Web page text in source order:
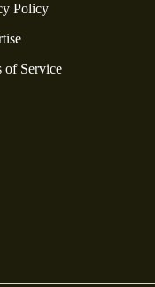
Policy
of Service